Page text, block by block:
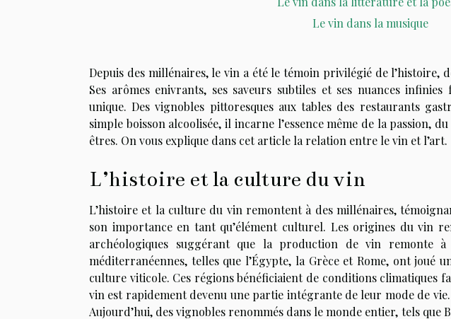
Le vin dans la musique
Depuis des millénaires, le vin a été le témoin privilégié de l’histoire,
Ses arômes enivrants, ses saveurs subtiles et ses nuances
unique. Des vignobles pittoresques aux tables des restaurants
simple boisson alcoolisée, il incarne l’essence même de la passion,
êtres. On vous explique dans cet article la relation entre le vin et l’art.
L’histoire et la culture du vin
L’histoire et la culture du vin remontent à des millénaires,
son importance en tant qu’élément culturel. Les origines du vin
archéologiques suggérant que la production de vin remonte
méditerranéennes, telles que l’Égypte, la Grèce et Rome, ont joué
culture viticole. Ces régions bénéficiaient de conditions climatiques
vin est rapidement devenu une partie intégrante de leur mode de
Aujourd’hui, des vignobles renommés dans le monde entier, tels que